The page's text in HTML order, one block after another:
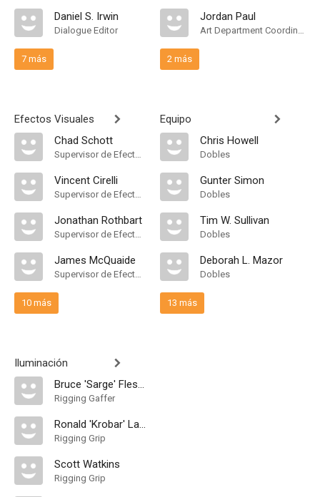
Daniel S. Irwin
Dialogue Editor
7 más
Efectos Visuales
Chad Schott
Supervisor de Efectos Visuales
Vincent Cirelli
Supervisor de Efectos Visuales
Jonathan Rothbart
Supervisor de Efectos Visuales
James McQuaide
Supervisor de Efectos Visuales
10 más
Iluminación
Bruce 'Sarge' Fleskes
Rigging Gaffer
Ronald 'Krobar' Lawler
Rigging Grip
Scott Watkins
Rigging Grip
Jordan Paul
Art Department Coordinator
2 más
Equipo
Chris Howell
Dobles
Gunter Simon
Dobles
Tim W. Sullivan
Dobles
Deborah L. Mazor
Dobles
13 más